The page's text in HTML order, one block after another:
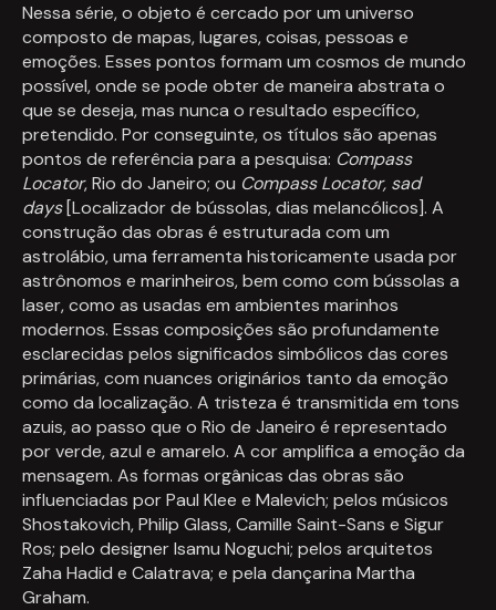
Nessa série, o objeto é cercado por um universo
composto de mapas, lugares, coisas, pessoas e
emoções. Esses pontos formam um cosmos de mundo
possível, onde se pode obter de maneira abstrata o
que se deseja, mas nunca o resultado específico,
pretendido. Por conseguinte, os títulos são apenas
pontos de referência para a pesquisa: Compass
Locator, Rio do Janeiro; ou Compass Locator, sad
days[Localizador de bússolas, dias melancólicos]. A
construção das obras é estruturada com um
astrolábio, uma ferramenta historicamente usada por
astrônomos e marinheiros, bem como com bússolas a
laser, como as usadas em ambientes marinhos
modernos. Essas composições são profundamente
esclarecidas pelos significados simbólicos das cores
primárias, com nuances originários tanto da emoção
como da localização. A tristeza é transmitida em tons
azuis, ao passo que o Rio de Janeiro é representado
por verde, azul e amarelo. A cor amplifica a emoção da
mensagem. As formas orgânicas das obras são
influenciadas por Paul Klee e Malevich; pelos músicos
Shostakovich, Philip Glass, Camille Saint-Sans e Sigur
Ros; pelo designer Isamu Noguchi; pelos arquitetos
Zaha Hadid e Calatrava; e pela dançarina Martha
Graham.